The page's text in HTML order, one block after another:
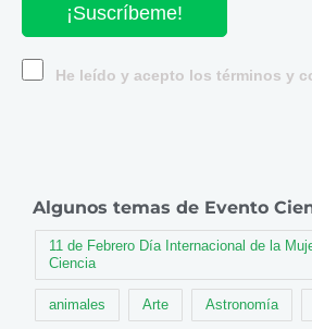
¡Suscríbeme!
He leído y acepto los términos y
Algunos temas de Evento
11 de Febrero Día Internacional de la
Ciencia
animales Arte Astronomía